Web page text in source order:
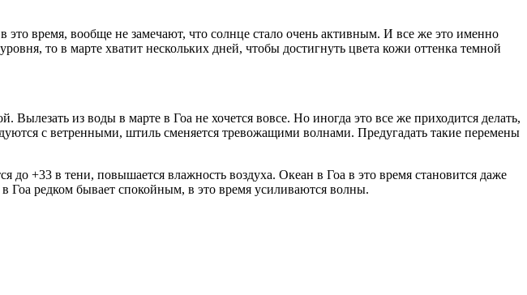
время, вообще не замечают, что солнце стало очень активным. И все же это именно
то в марте хватит нескольких дней, чтобы достигнуть цвета кожи оттенка темной
Вылезать из воды в марте в Гоа не хочется вовсе. Но иногда это все же приходится делать,
с ветренными, штиль сменяется тревожащими волнами. Предугадать такие перемены
до +33 в тени, повышается влажность воздуха. Океан в Гоа в это время становится даже
Гоа редком бывает спокойным, в это время усиливаются волны.